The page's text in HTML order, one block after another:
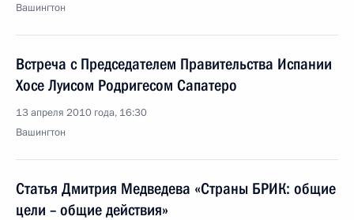
Вашингтон
Встреча с Председателем Правительства Испании
Хосе Луисом Родригесом Сапатеро
13 апреля 2010 года, 16:30
Вашингтон
Статья Дмитрия Медведева «Страны БРИК: общие
цели – общие действия»